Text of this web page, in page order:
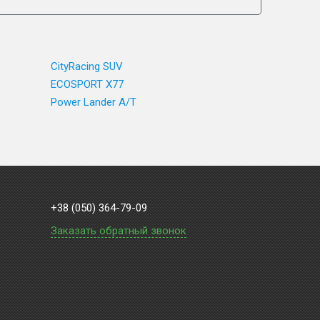
CityRacing SUV
ECOSPORT X77
Power Lander A/T
+38 (050) 364-79-09
Заказать обратный звонок